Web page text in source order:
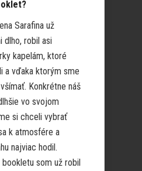
Sarafina už
dlho, robil asi
kapelám, ktoré
a vďaka ktorým sme
Konkrétne náš
vo svojom
si chceli vybrať
k atmosfére a
najviac hodil.
som už robil